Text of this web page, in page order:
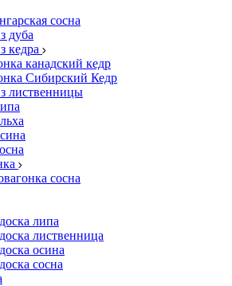
сосна
дуба
кедра
канадский кедр
Сибирский Кедр
лиственницы
сосна
липа
лиственница
осина
сосна